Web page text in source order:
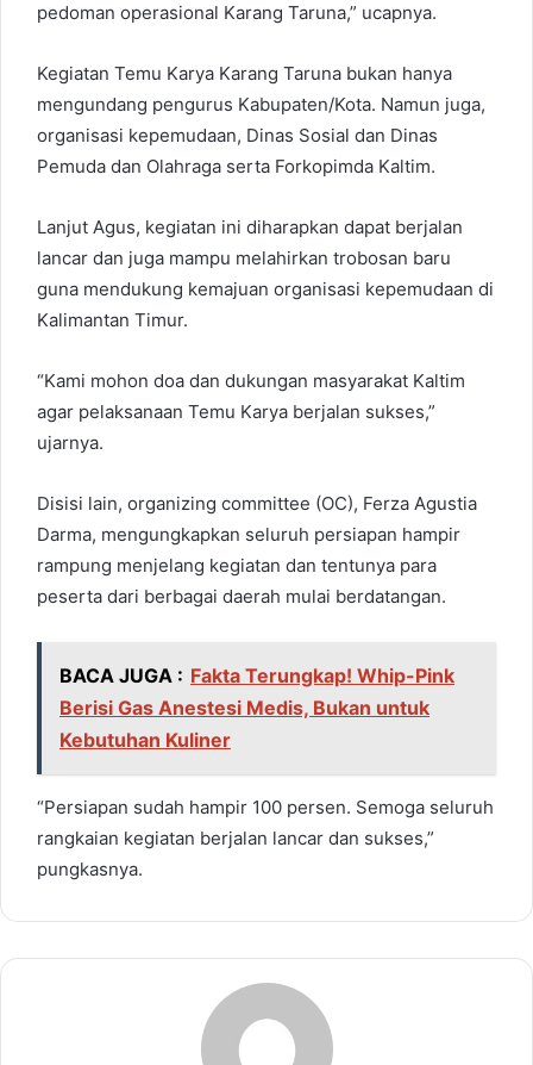
pedoman operasional Karang Taruna,” ucapnya.
Kegiatan Temu Karya Karang Taruna bukan hanya
mengundang pengurus Kabupaten/Kota. Namun juga,
organisasi kepemudaan, Dinas Sosial dan Dinas
Pemuda dan Olahraga serta Forkopimda Kaltim.
Lanjut Agus, kegiatan ini diharapkan dapat berjalan
lancar dan juga mampu melahirkan trobosan baru
guna mendukung kemajuan organisasi kepemudaan di
Kalimantan Timur.
“Kami mohon doa dan dukungan masyarakat Kaltim
agar pelaksanaan Temu Karya berjalan sukses,”
ujarnya.
Disisi lain, organizing committee (OC), Ferza Agustia
Darma, mengungkapkan seluruh persiapan hampir
rampung menjelang kegiatan dan tentunya para
peserta dari berbagai daerah mulai berdatangan.
BACA JUGA : Fakta Terungkap! Whip-Pink
Berisi Gas Anestesi Medis, Bukan untuk
Kebutuhan Kuliner
“Persiapan sudah hampir 100 persen. Semoga seluruh
rangkaian kegiatan berjalan lancar dan sukses,”
pungkasnya.